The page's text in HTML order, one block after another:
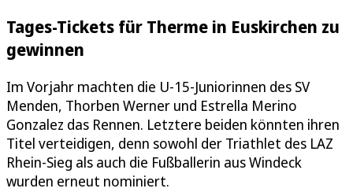
Tages-Tickets für Therme in Euskirchen zu
gewinnen
Im Vorjahr machten die U-15-Juniorinnen des SV
Menden, Thorben Werner und Estrella Merino
Gonzalez das Rennen. Letztere beiden könnten ihren
Titel verteidigen, denn sowohl der Triathlet des LAZ
Rhein-Sieg als auch die Fußballerin aus Windeck
wurden erneut nominiert.